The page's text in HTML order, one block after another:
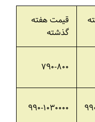
قیمت هفته
گذشته
۷۹۰-۸۰۰
۹۹۰-۱۰۳۰۰۰۰